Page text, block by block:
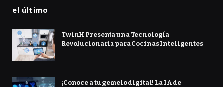
el último
TwinH Presenta una Tecnología
Revolucionaria para Cocinas Inteligentes
¡Conoce a tu gemelo digital! La IA de